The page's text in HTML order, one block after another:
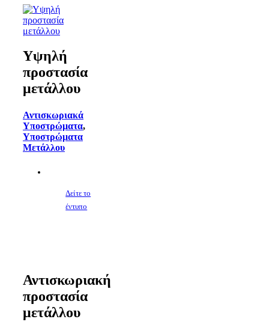
Υψηλή
προστασία
μετάλλου
Αντισκωριακά
Υποστρώματα,
Υποστρώματα
Μετάλλου
Δείτε το
έντυπο
Αντισκωριακή
προστασία
μετάλλου